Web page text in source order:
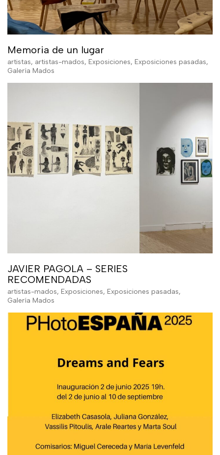
Memoria de un lugar
artistas, artistas-mados, Exposiciones, Exposiciones pasadas,
Galería Mados
JAVIER PAGOLA – SERIES
RECOMENDADAS
artistas-mados, Exposiciones, Exposiciones pasadas,
Galería Mados